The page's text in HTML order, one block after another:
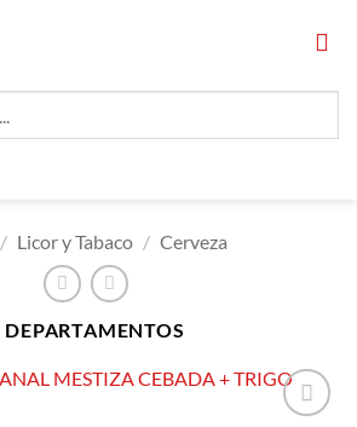
/ Licor y Tabaco / Cerveza
DEPARTAMENTOS